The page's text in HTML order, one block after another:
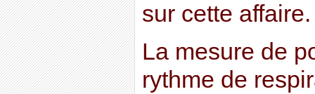
sur cette affaire.
La mesure de
rythme de